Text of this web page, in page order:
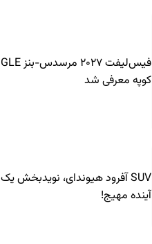
فیس‌لیفت ۲۰۲۷ مرسدس-بنز GLE
کوپه معرفی شد
SUV آفرود هیوندای، نویدبخش یک
آینده مهیج!